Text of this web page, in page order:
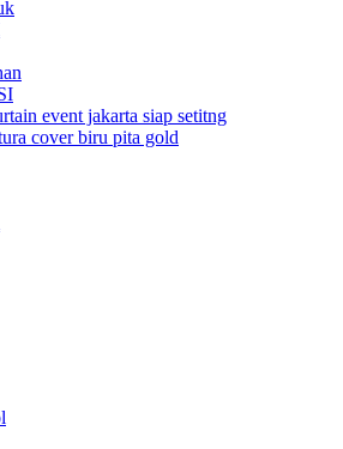
event jakarta siap setitng
cover biru pita gold